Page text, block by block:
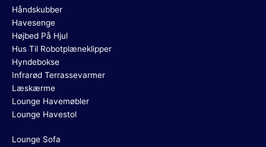
Håndskubber
Havesenge
Højbed På Hjul
Hus Til Robotplæneklipper
Hyndebokse
Infrarød Terrassevarmer
Læskærme
Lounge Havemøbler
Lounge Havestol
Lounge Sofa